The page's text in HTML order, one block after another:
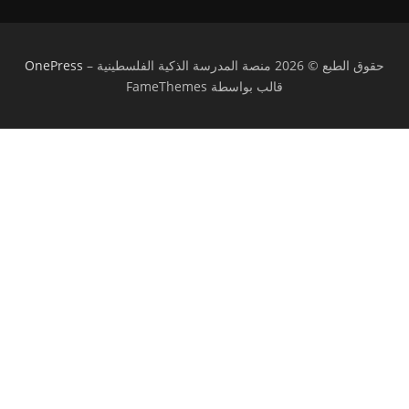
حقوق الطبع © 2026 منصة المدرسة الذكية الفلسطينية –
OnePress
قالب بواسطة FameThemes